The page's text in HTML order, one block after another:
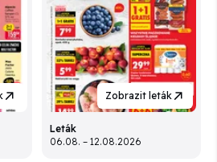
Zobrazit leták
Leták
06.08. – 12.08.2026